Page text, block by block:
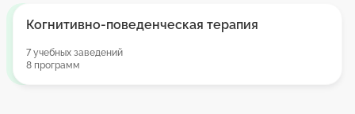
Когнитивно-поведенческая терапия
7 учебных заведений
8 программ